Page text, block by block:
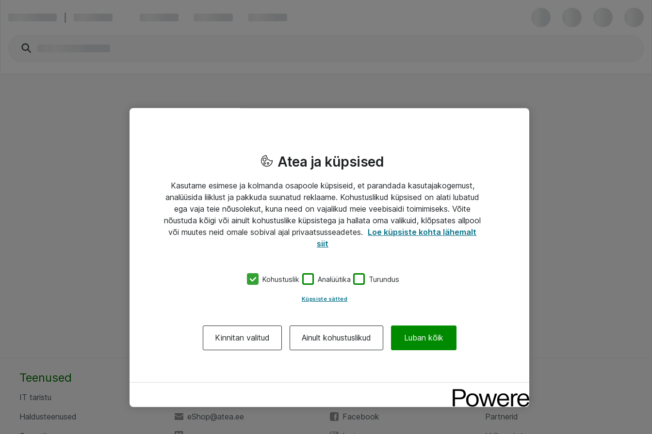
Teenused
IT taristu
Haldusteenused
eShop@atea.ee
Facebook
Ateast
Partnerid
Atea ja küpsised
Kasutame esimese ja kolmanda osapoole küpsiseid, et parandada kasutajakogemust,
analüüsida liiklust ja pakkuda suunatud reklaame. Kohustuslikud küpsised on alati lubatud
ega vaja teie nõusolekut, kuna need on vajalikud meie veebisaidi toimimiseks. Võite
nõustuda kõigi või ainult kohustuslike küpsistega ja hallata oma valikuid, klõpsates allpool
või muutes neid omale sobival ajal privaatsusseadetes. Loe küpsiste kohta lähemalt
siit
Kohustuslik Analüütika Turundus
Küpsiste sätted
Kinnitan valitud Ainult kohustuslikud Luban kõik